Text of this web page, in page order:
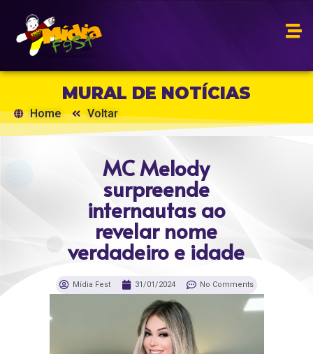
MURAL DE NOTÍCIAS
Home Voltar
MC Melody
surpreende
internautas ao
revelar nome
verdadeiro e idade
Mídia Fest 31/01/2024 No Comments